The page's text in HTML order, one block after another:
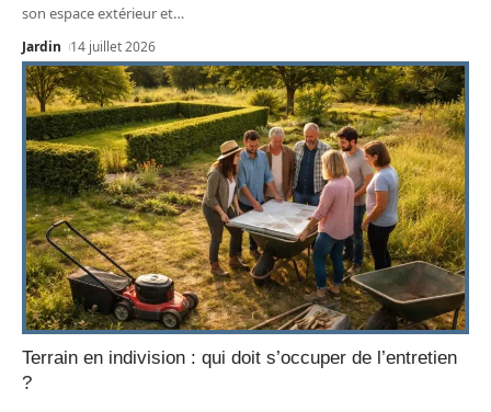
son espace extérieur et…
Jardin 14 juillet 2026
Terrain en indivision : qui doit s’occuper de l’entretien
?